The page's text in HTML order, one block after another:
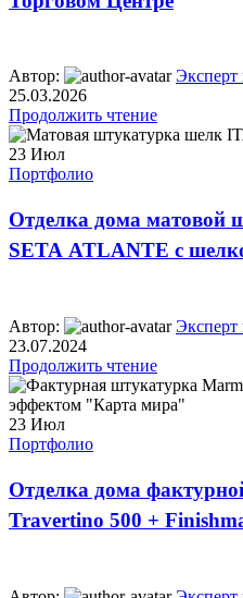
Автор:
Эксперт
25.03.2026
Продолжить чтение
23 Июл
Портфолио
Отделка дома матовой
SETA ATLANTE с
Автор:
Эксперт
23.07.2024
Продолжить чтение
23 Июл
Портфолио
Отделка дома
Travertino 500 +